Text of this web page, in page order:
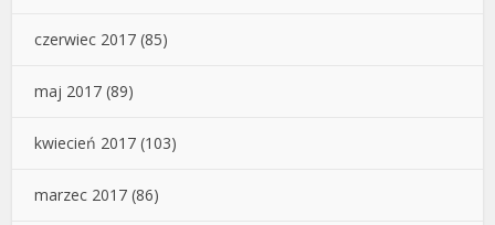
czerwiec 2017 (85)
maj 2017 (89)
kwiecień 2017 (103)
marzec 2017 (86)